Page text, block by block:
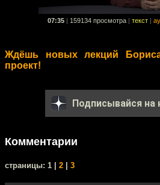
07:35 159134 просмотра текст
Ждёшь новых лекций
проект!
Подписывайся на
Комментарии
cтраницы: 1 | 2 3